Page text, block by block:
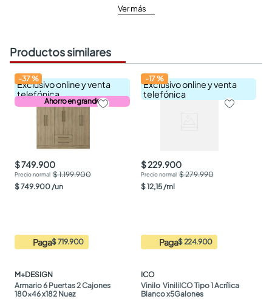
Ver más
Productos similares
Exclusivo online y venta
telefónica
Ahorro en grande
-37%
$ 749.900
$ 1.199.900
$749.900 /un
Paga$ 719.900
M+DESIGN
Armario 6 Puertas 2 Cajones
180x46 x182 Nuez
Exclusivo online y venta
telefónica
-17%
$ 229.900
$ 279.990
$12,15 /ml
Paga$ 224.900
ICO
Vinilo  ViniliICO Tipo 1 Acrílica
Blanco x5Galones